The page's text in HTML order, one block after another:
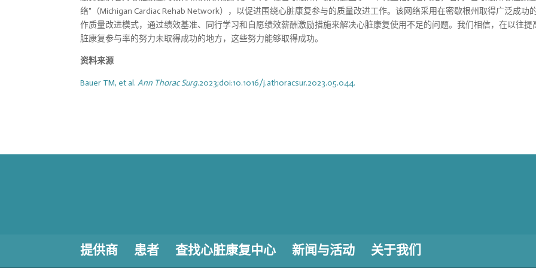
络"（Michigan Cardiac Rehab Network），以促进围绕心脏康复参与的质量改进工作。该网络采用在密歇根州取得广泛成功
作质量改进模式，通过绩效基准、同行学习和自愿绩效薪酬激励措施来解决心脏康复使用不足的问题。我们相信，在以往提
脏康复参与率的努力未取得成功的地方，这些努力能够取得成功。
资料来源
Bauer TM, et al.Ann Thorac Surg.2023;doi:10.1016/j.athoracsur.2023.05.044.
提供商 患者 查找心脏康复中心 新闻与活动 关于我们